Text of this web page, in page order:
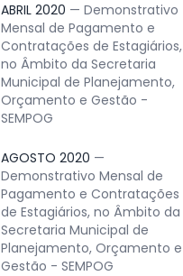
ABRIL 2020 — Demonstrativo
Mensal de Pagamento e
Contratações de Estagiários,
no Âmbito da Secretaria
Municipal de Planejamento,
Orçamento e Gestão -
SEMPOG
AGOSTO 2020 —
Demonstrativo Mensal de
Pagamento e Contratações
de Estagiários, no Âmbito da
Secretaria Municipal de
Planejamento, Orçamento e
Gestão - SEMPOG